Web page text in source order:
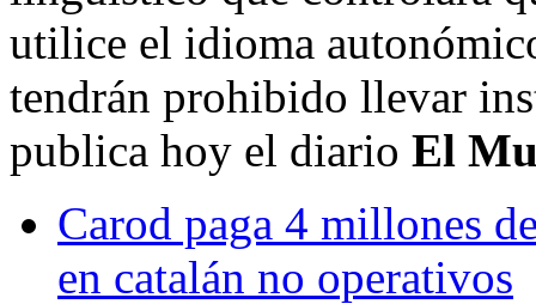
utilice el idioma
tendrán prohibido llevar
publica hoy el diario El
Carod paga 4 millones
en catalán no operativos